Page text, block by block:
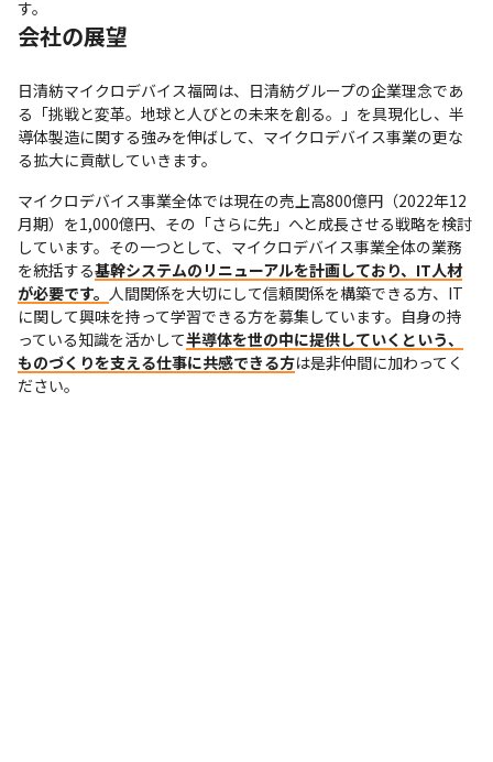
す。
会社の展望
日清紡マイクロデバイス福岡は、日清紡グループの企業理念であ
る「挑戦と変革。地球と人びとの未来を創る。」を具現化し、半
導体製造に関する強みを伸ばして、マイクロデバイス事業の更な
る拡大に貢献していきます。
マイクロデバイス事業全体では現在の売上高800億円（2022年12
月期）を1,000億円、その「さらに先」へと成長させる戦略を検討
しています。その一つとして、マイクロデバイス事業全体の業務
を統括する基幹システムのリニューアルを計画しており、IT人材
が必要です。 人間関係を大切にして信頼関係を構築できる方、IT
に関して興味を持って学習できる方を募集しています。自身の持
っている知識を活かして半導体を世の中に提供していくという、
ものづくりを支える仕事に共感できる方は是非仲間に加わってく
ださい。